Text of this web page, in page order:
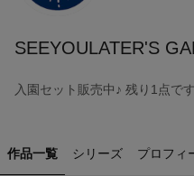
SEEYOULATER'S
入園セット販売中♪ 残り1点で
作品一覧 シリーズ プロフィ